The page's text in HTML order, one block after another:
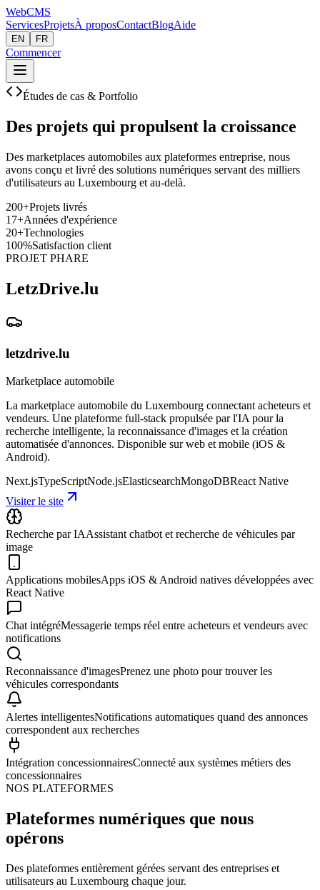
WebCMS
ServicesProjetsÀ proposContactBlogAide
EN FR
Commencer
Études de cas & Portfolio
Des projets qui propulsent la croissance
Des marketplaces automobiles aux plateformes entreprise, nous
avons conçu et livré des solutions numériques servant des milliers
d'utilisateurs au Luxembourg et au-delà.
200+Projets livrés
17+Années d'expérience
20+Technologies
100%Satisfaction client
PROJET PHARE
LetzDrive.lu
letzdrive.lu
Marketplace automobile
La marketplace automobile du Luxembourg connectant acheteurs et
vendeurs. Une plateforme full-stack propulsée par l'IA pour la
recherche intelligente, la reconnaissance d'images et la création
automatisée d'annonces. Disponible sur web et mobile (iOS &
Android).
Next.jsTypeScriptNode.jsElasticsearchMongoDBReact Native
Visiter le site
Recherche par IAAssistant chatbot et recherche de véhicules par
image
Applications mobilesApps iOS & Android natives développées avec
React Native
Chat intégréMessagerie temps réel entre acheteurs et vendeurs avec
notifications
Reconnaissance d'imagesPrenez une photo pour trouver les
véhicules correspondants
Alertes intelligentesNotifications automatiques quand des annonces
correspondent aux recherches
Intégration concessionnairesConnecté aux systèmes métiers des
concessionnaires
NOS PLATEFORMES
Plateformes numériques que nous
opérons
Des plateformes entièrement gérées servant des entreprises et
utilisateurs au Luxembourg chaque jour.